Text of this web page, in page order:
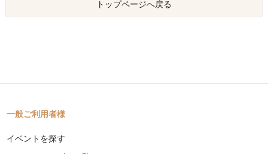
トップページへ戻る
一般ご利用者様
イベントを探す